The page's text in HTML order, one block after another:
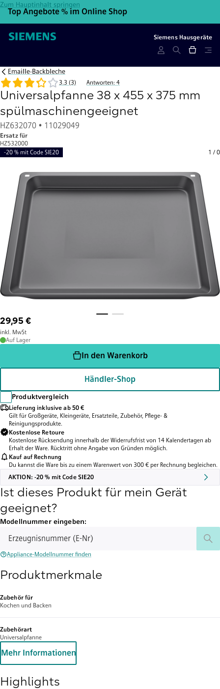
Zum Hauptinhalt springen
Top Angebote % im Online Shop
Siemens Hausgeräte
Emaille-Backbleche
Universalpfanne 38 x 455 x 375 mm
spülmaschinengeeignet
HZ632070 • 11029049
3.3 (3) Antworten: 4
Ersatz für
HZ532000
-20 % mit Code SIE20
1 / 0
29,95 €
inkl. MwSt
Auf Lager
In den Warenkorb
Händler-Shop
Produktvergleich
Lieferung inklusive ab 50 €
Gilt für Großgeräte, Kleingeräte, Ersatzteile, Zubehör, Pflege- &
Reinigungsprodukte.
Kostenlose Retoure
Kostenlose Rücksendung innerhalb der Widerrufsfrist von 14 Kalendertagen ab
Erhalt der Ware. Rücktritt ohne Angabe von Gründen möglich.
Kauf auf Rechnung
Du kannst die Ware bis zu einem Warenwert von 300 € per Rechnung begleichen.
AKTION: -20 % mit Code SIE20
Ist dieses Produkt für mein Gerät
geeignet?
Modellnummer eingeben:
Erzeugnisnummer (E-Nr)
Appliance-Modellnummer finden
Produktmerkmale
Zubehör für
Kochen und Backen
Zubehörart
Universalpfanne
Mehr Informationen
Highlights